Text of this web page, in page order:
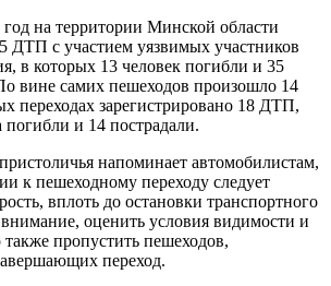
на территории Минской области
ДТП с участием уязвимых участников
в которых 13 человек погибли и 35
вине самих пешеходов произошло 14
переходах зарегистрировано 18 ДТП,
погибли и 14 пострадали.
напоминает автомобилистам,
к пешеходному переходу следует
вплоть до остановки транспортного
оценить условия видимости и
пропустить пешеходов,
переход.